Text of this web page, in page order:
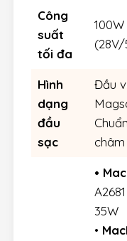
Công
suất
tối đa
Hình
dạng
đầu
sạc
Đầu
•
35W
•